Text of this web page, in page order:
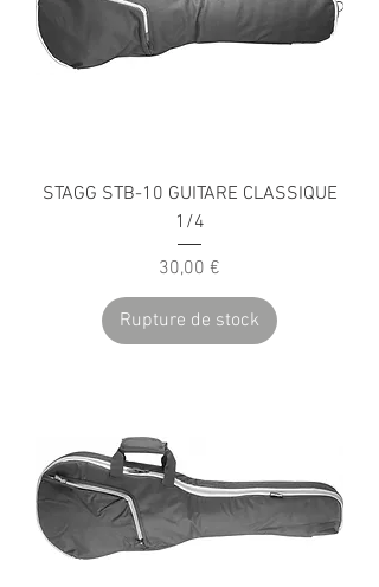
STAGG STB-10 GUITARE CLASSIQUE
1/4
Prix
30,00 €
Rupture de stock